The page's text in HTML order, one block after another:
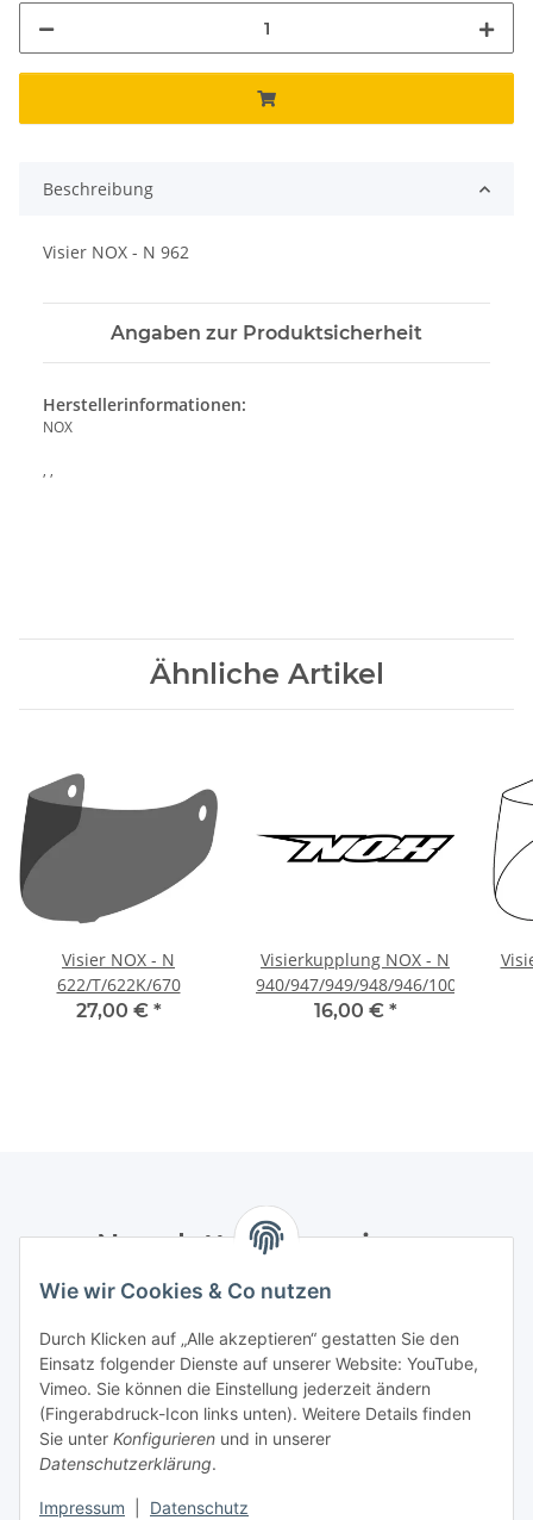
Wie wir Cookies & Co nutzen
Durch Klicken auf „Alle akzeptieren“ gestatten Sie den
Einsatz folgender Dienste auf unserer Website: YouTube,
Vimeo. Sie können die Einstellung jederzeit ändern
(Fingerabdruck-Icon links unten). Weitere Details finden
Sie unter Konfigurieren und in unserer
Datenschutzerklärung.
Impressum Datenschutz
Beschreibung
Visier NOX - N 962
Angaben zur Produktsicherheit
Herstellerinformationen:
NOX
, ,
Ähnliche Artikel
Visier NOX - N
622/T/622K/670
27,00 € *
Visierkupplung NOX - N
940/947/949/948/946/100/376
16,00 € *
Newsletter Abonnieren
Bitte senden Sie mir entsprechend Ihrer
Informationen zu Ihrem Produktsortiment per E-Mail zu.
Abonnieren
Newsletter Abonnieren